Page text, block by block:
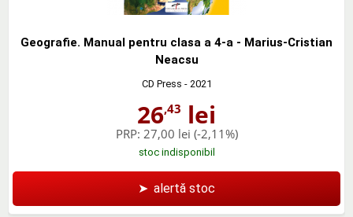
Geografie. Manual pentru clasa a 4-a - Marius-Cristian
Neacsu
CD Press - 2021
26,43 lei
PRP: 27,00 lei (-2,11%)
stoc indisponibil
➤ alertă stoc